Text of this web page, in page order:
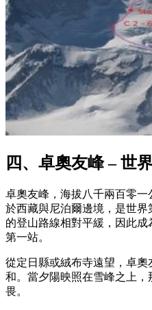
四、卓奧友峰 – 世
卓奧友峰，海拔八千兩百零
於西藏與尼泊爾邊境，是世
的登山路線相對平緩，因此
第一站。
從定日縣或絨布寺遠望，卓
和。當夕陽映照在雪峰之上
畏。